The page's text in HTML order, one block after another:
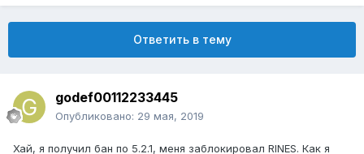
Ответить в тему
godef00112233445
Опубликовано: 29 мая, 2019
Хай, я получил бан по 5.2.1, меня заблокировал RINES. Как я